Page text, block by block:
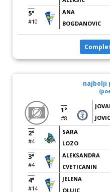
5°
#10
ANA
BOGDANOVIC
najbolji
1°
#8
2°
#4
SARA
LOZO
3°
#4
ALEKSANDRA
CVETICANIN
4°
#14
JELENA
OLUIC